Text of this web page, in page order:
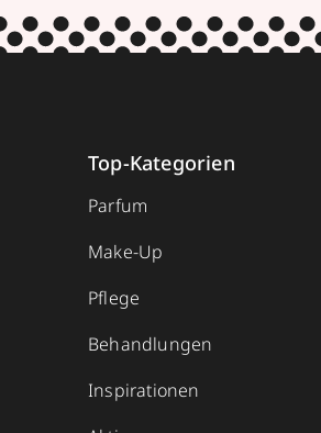
Top-Kategorien
Parfum
Make-Up
Pflege
Behandlungen
Inspirationen